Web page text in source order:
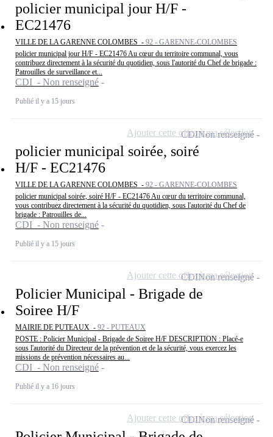
policier municipal jour H/F -
EC21476
VILLE DE LA GARENNE COLOMBES - 92 - GARENNE-COLOMBES
policier municipal jour H/F - EC21476 Au cœur du territoire communal, vous
contribuez directement à la sécurité du quotidien, sous l'autorité du Chef de brigade :
Patrouilles de surveillance et...
CDI - Non renseigné
Publié il y a 15 jours
policier municipal soirée, soiré
H/F - EC21476
VILLE DE LA GARENNE COLOMBES - 92 - GARENNE-COLOMBES
policier municipal soirée, soiré H/F - EC21476 Au cœur du territoire communal,
vous contribuez directement à la sécurité du quotidien, sous l'autorité du Chef de
brigade : Patrouilles de...
CDI - Non renseigné
Publié il y a 15 jours
CDINon renseigné
Ajouter cette offre à ma sélection
Policier Municipal - Brigade de
Soiree H/F
MAIRIE DE PUTEAUX - 92 - PUTEAUX
POSTE : Policier Municipal - Brigade de Soiree H/F DESCRIPTION : Placé-e
sous l'autorité du Directeur de la prévention et de la sécurité, vous exercez les
missions de prévention nécessaires au...
CDI - Non renseigné
Publié il y a 16 jours
CDINon renseigné
Ajouter cette offre à ma sélection
CDINon renseigné
Ajouter cette offre à ma sélection